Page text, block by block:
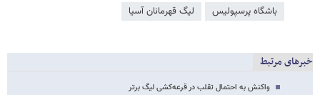
باشگاه پرسپولیس لیگ قهرمانان آسیا
خبرهای مرتبط
واکنش به احتمال تقلب در قرعه‌کشی لیگ برتر